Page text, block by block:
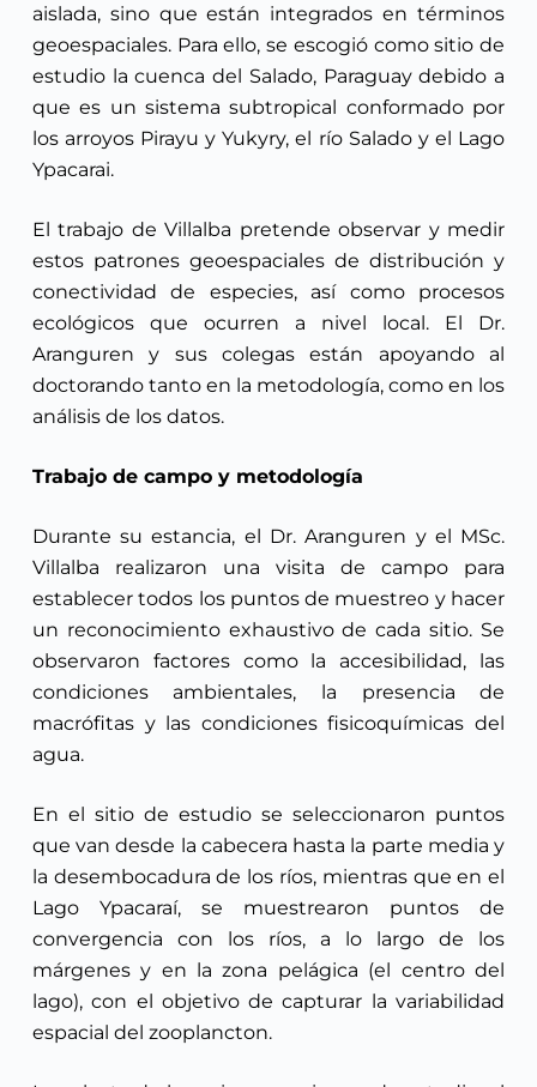
aislada, sino que están integrados en términos
geoespaciales. Para ello, se escogió como sitio de
estudio la cuenca del Salado, Paraguay debido a
que es un sistema subtropical conformado por
los arroyos Pirayu y Yukyry, el río Salado y el Lago
Ypacarai.
El trabajo de Villalba pretende observar y medir
estos patrones geoespaciales de distribución y
conectividad de especies, así como procesos
ecológicos que ocurren a nivel local. El Dr.
Aranguren y sus colegas están apoyando al
doctorando tanto en la metodología, como en los
análisis de los datos.
Trabajo de campo y metodología
Durante su estancia, el Dr. Aranguren y el MSc.
Villalba realizaron una visita de campo para
establecer todos los puntos de muestreo y hacer
un reconocimiento exhaustivo de cada sitio. Se
observaron factores como la accesibilidad, las
condiciones ambientales, la presencia de
macrófitas y las condiciones fisicoquímicas del
agua.
En el sitio de estudio se seleccionaron puntos
que van desde la cabecera hasta la parte media y
la desembocadura de los ríos, mientras que en el
Lago Ypacaraí, se muestrearon puntos de
convergencia con los ríos, a lo largo de los
márgenes y en la zona pelágica (el centro del
lago), con el objetivo de capturar la variabilidad
espacial del zooplancton.